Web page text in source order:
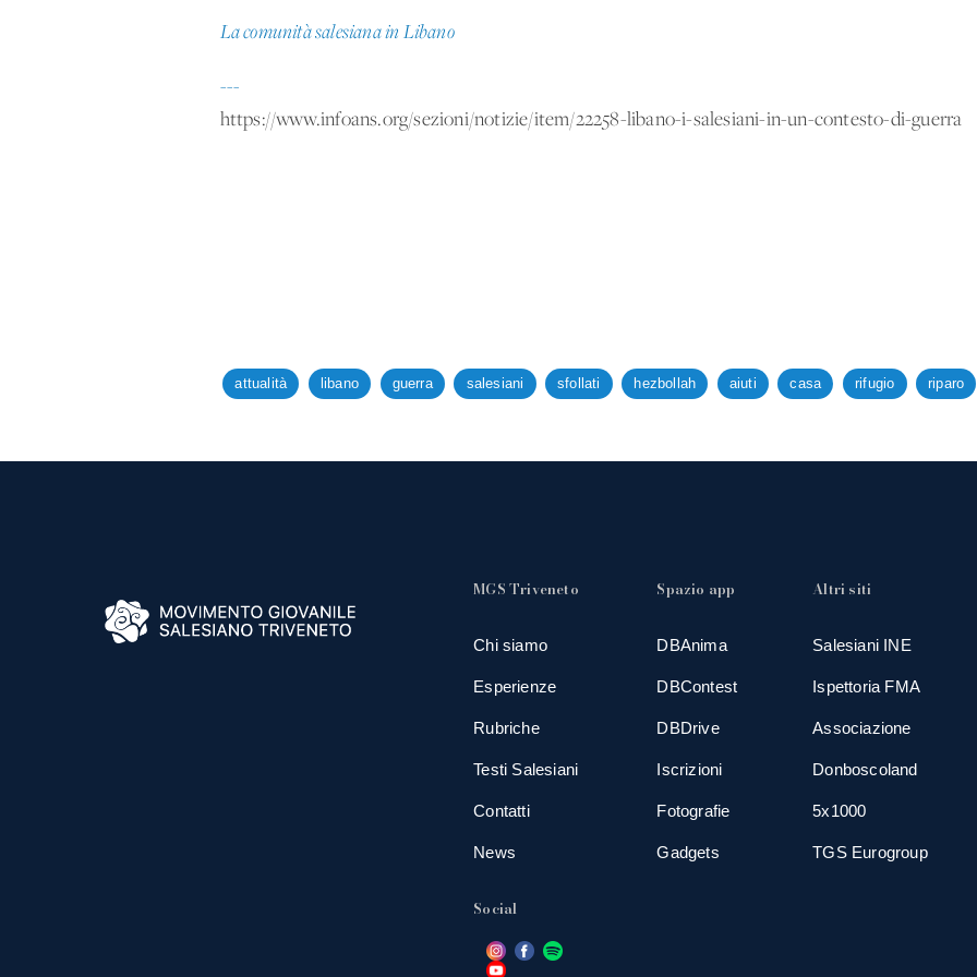
La comunità salesiana in Libano
---
https://www.infoans.org/sezioni/notizie/item/22258-libano-i-salesiani-in-un-contesto-di-guerra
attualità libano guerra salesiani sfollati hezbollah aiuti casa rifugio riparo
MGS Triveneto
Chi siamo
Esperienze
Rubriche
Testi Salesiani
Contatti
News
Social
Spazio app
DBAnima
DBContest
DBDrive
Iscrizioni
Fotografie
Gadgets
Altri siti
Salesiani INE
Ispettoria FMA
Associazione
Donboscoland
5x1000
TGS Eurogroup